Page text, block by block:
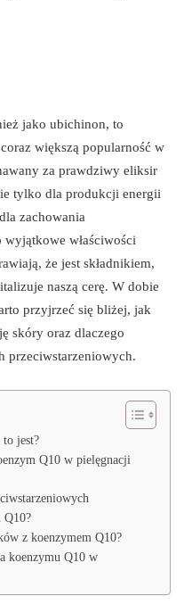
jako ubichinon, to
większą popularność w
za prawdziwy eliksir
tylko dla produkcji energii
zachowania
wyjątkowe właściwości
że jest składnikiem,
naszą cerę. W dobie
przyjrzeć się bliżej, jak
skóry oraz dlaczego
przeciwstarzeniowych.
jest?
Q10 w pielęgnacji
Q10?
z koenzymem Q10?
koenzymu Q10 w